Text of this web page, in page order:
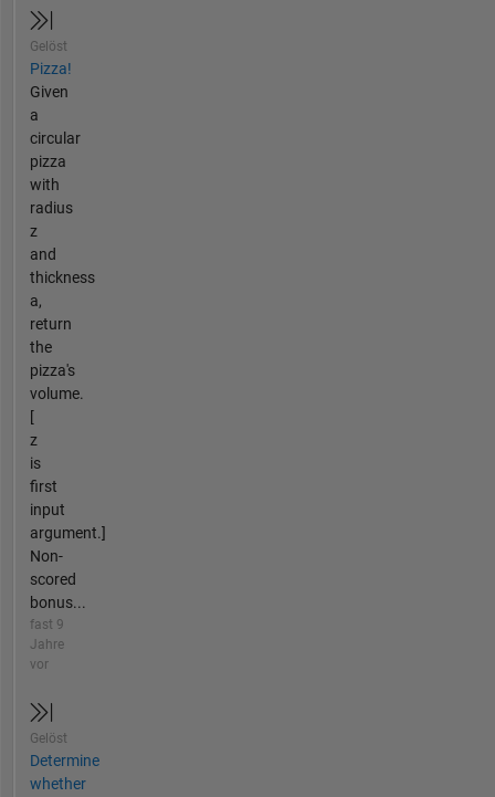
Gelöst
Pizza!
Given
a
circular
pizza
with
radius
z
and
thickness
a,
return
the
pizza's
volume.
[
z
is
first
input
argument.]
Non-
scored
bonus...
fast 9
Jahre
vor
Gelöst
Determine
whether